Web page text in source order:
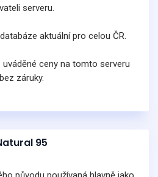
serveru.
aktuální pro celou ČR.
ceny na tomto serveru
bez záruky.
95